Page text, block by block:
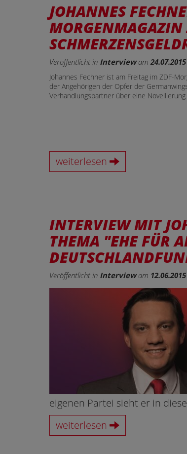
JOHANNES
Veröffentlicht in Interviewam 24.07.2015
Johannes Fechner ist am Freitag im ZDF-
der Angehörigen der Opfer der
Verhandlungspartner über eine
weiterlesen
INTERVIEW MIT
THEMA "EHE FÜR
Veröffentlicht in Interviewam 12.06.2015
eigenen Partei sieht er in
weiterlesen